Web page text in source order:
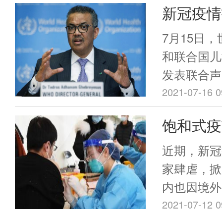
新冠疫
苗计划
7月15日
和联合国
发表联合
免疫接种
大流行打
数国家儿
导致疾病
2021-07-16
饱和式
上
近期，新
家肆虐，
内也因境
散发病例
2021-07-12